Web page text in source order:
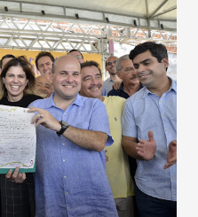
anos. "A política só tem
na vida das pessoas. Por
poder chegar aqui e receber
ao ser acolhido pelos
assumidos e cumpridos
de todo o Ceará, a exemplo
renegociação das dívidas
do Centro